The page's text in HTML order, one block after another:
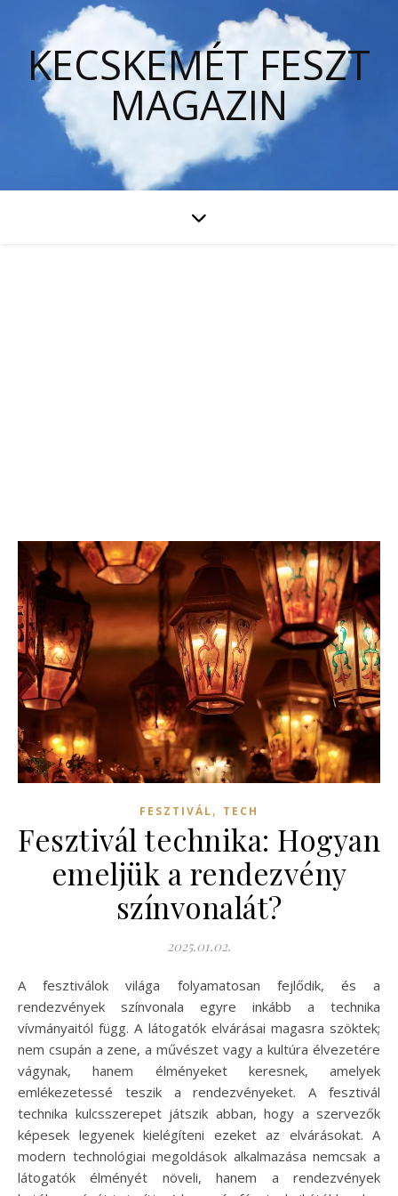
KECSKEMÉT FESZT
MAGAZIN
FESZTIVÁL, TECH
Fesztivál technika: Hogyan
emeljük a rendezvény
színvonalát?
2025.01.02.
A fesztiválok világa folyamatosan fejlődik, és a
rendezvények színvonala egyre inkább a technika
vívmányaitól függ. A látogatók elvárásai magasra szöktek;
nem csupán a zene, a művészet vagy a kultúra élvezetére
vágynak, hanem élményeket keresnek, amelyek
emlékezetessé teszik a rendezvényeket. A fesztivál
technika kulcsszerepet játszik abban, hogy a szervezők
képesek legyenek kielégíteni ezeket az elvárásokat. A
modern technológiai megoldások alkalmazása nemcsak a
látogatók élményét növeli, hanem a rendezvények